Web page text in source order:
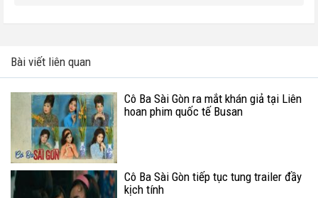
Bài viết liên quan
Cô Ba Sài Gòn ra mắt khán giả tại Liên
hoan phim quốc tế Busan
Cô Ba Sài Gòn tiếp tục tung trailer đầy
kịch tính